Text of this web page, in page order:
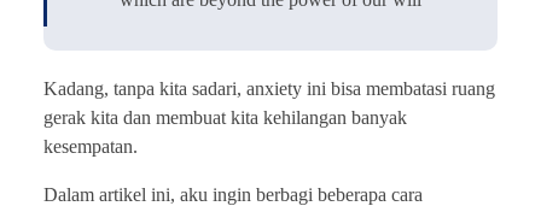
Kadang, tanpa kita sadari, anxiety ini bisa membatasi ruang
gerak kita dan membuat kita kehilangan banyak
kesempatan.
Dalam artikel ini, aku ingin berbagi beberapa cara